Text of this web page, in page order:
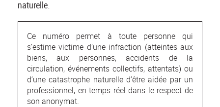
naturelle.
Ce numéro permet à toute personne qui
s’estime victime d’une infraction (atteintes aux
biens, aux personnes, accidents de la
circulation, événements collectifs, attentats) ou
d’une catastrophe naturelle d’être aidée par un
professionnel, en temps réel dans le respect de
son anonymat.